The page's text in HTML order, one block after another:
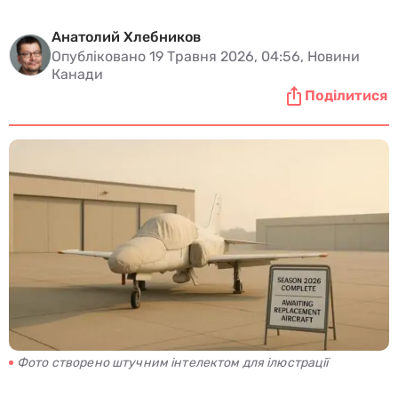
Анатолий Хлебников
Опубліковано 19 Травня 2026, 04:56, Новини
Канади
Поділитися
Фото створено штучним інтелектом для ілюстрації